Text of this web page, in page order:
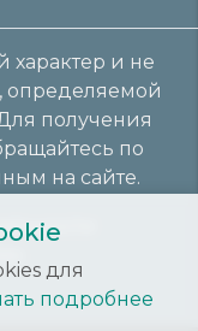
и не
определяемой
получения
по
на сайте.
для
подробнее